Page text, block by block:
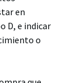
en
D, e indicar
o